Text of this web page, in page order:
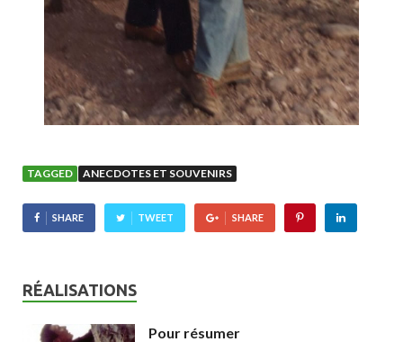
TAGGED ANECDOTES ET SOUVENIRS
SHARE TWEET SHARE
RÉALISATIONS
Pour résumer